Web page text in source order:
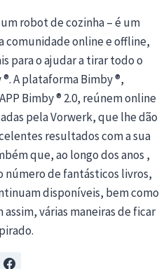
robot de cozinha – é um
comunidade online e offline,
para o ajudar a tirar todo o
A plataforma Bimby ®,
Bimby ® 2.0, reúnem online
pela Vorwerk, que lhe dão
resultados com a sua
que, ao longo dos anos ,
de fantásticos livros,
disponíveis, bem como
várias maneiras de ficar